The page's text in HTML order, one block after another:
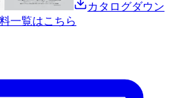
カタログダウン
一覧はこちら